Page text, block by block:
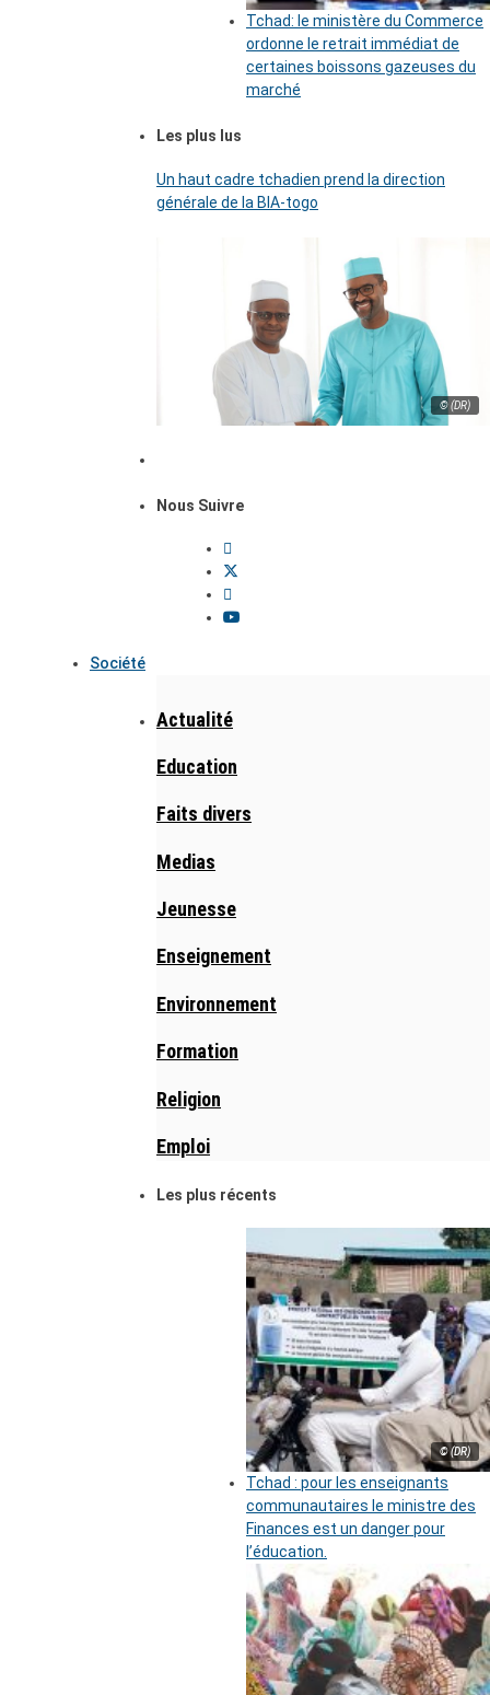
Tchad: le ministère du Commerce
ordonne le retrait immédiat de
certaines boissons gazeuses du
marché
Les plus lus
Un haut cadre tchadien prend la direction
générale de la BIA-togo
© (DR)
Nous Suivre
Société
Actualité
Education
Faits divers
Medias
Jeunesse
Enseignement
Environnement
Formation
Religion
Emploi
Les plus récents
© (DR)
Tchad : pour les enseignants
communautaires le ministre des
Finances est un danger pour
l’éducation.